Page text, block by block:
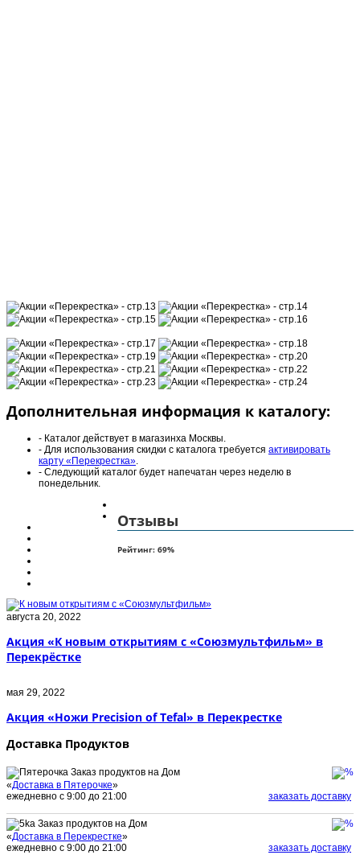
Дополнительная информация к каталогу:
- Каталог действует в магазинха Москвы.
- Для использования скидки с каталога требуется активировать
карту «Перекрестка».
- Следующий каталог будет напечатан через неделю в
понедельник.
Отзывы
Рейтинг:69%
августа 20, 2022
Акция «К новым открытиям с «Союзмультфильм» в
Перекрёстке
мая 29, 2022
Акция «Ножи Precision of Tefal» в Перекрестке
Доставка Продуктов
Заказ продуктов на Дом
«Доставка в Пятерочке»
ежедневно с 9:00 до 21:00
заказать доставку
Заказ продуктов на Дом
«Доставка в Перекрестке»
ежедневно с 9:00 до 21:00
заказать доставку